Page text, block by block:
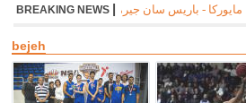
BREAKING NEWS | 0 * مانشستر سيتي - نجوم الدوري الكوري 3-1 * ميلان - انتر 1-1
bejeh